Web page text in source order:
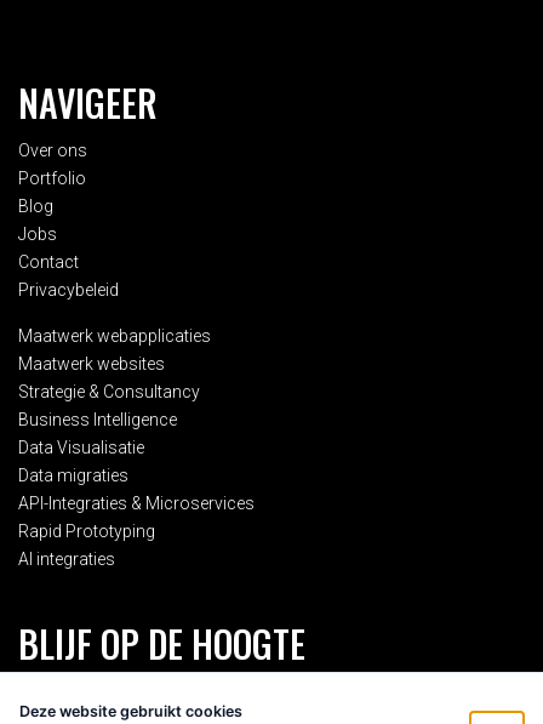
NAVIGEER
Over ons
Portfolio
Blog
Jobs
Contact
Privacybeleid
Maatwerk webapplicaties
Maatwerk websites
Strategie & Consultancy
Business Intelligence
Data Visualisatie
Data migraties
API-Integraties & Microservices
Rapid Prototyping
AI integraties
BLIJF OP DE HOOGTE
hoogte van alles rondom Eenvoud.
Deze website gebruikt cookies